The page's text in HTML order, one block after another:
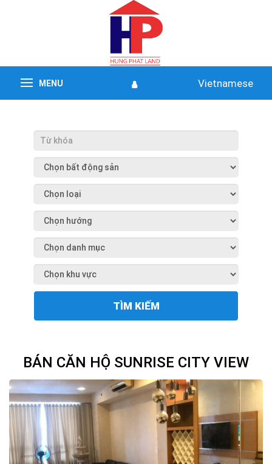
MENU Vietnamese
TÌM KIẾM
BÁN CĂN HỘ SUNRISE CITY VIEW